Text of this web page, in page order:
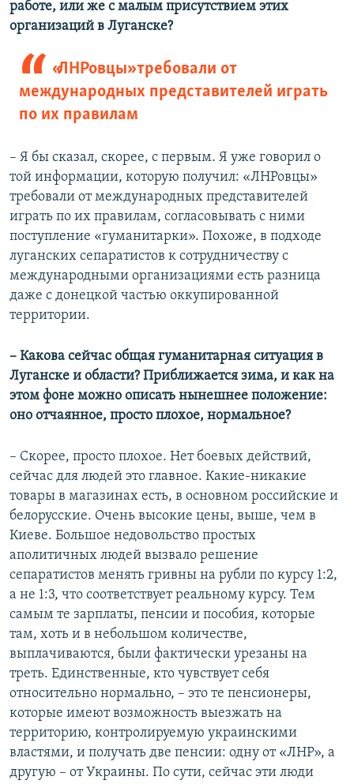
работе, или же с малым присутствием этих
организаций в Луганске?
«ЛНРовцы» требовали от
международных представителей играть
по их правилам
– Я бы сказал, скорее, с первым. Я уже говорил о
той информации, которую получил: «ЛНРовцы»
требовали от международных представителей
играть по их правилам, согласовывать с ними
поступление «гуманитарки». Похоже, в подходе
луганских сепаратистов к сотрудничеству с
международными организациями есть разница
даже с донецкой частью оккупированной
территории.
– Какова сейчас общая гуманитарная ситуация в
Луганске и области? Приближается зима, и как на
этом фоне можно описать нынешнее положение:
оно отчаянное, просто плохое, нормальное?
– Скорее, просто плохое. Нет боевых действий,
сейчас для людей это главное. Какие-никакие
товары в магазинах есть, в основном российские и
белорусские. Очень высокие цены, выше, чем в
Киеве. Большое недовольство простых
аполитичных людей вызвало решение
сепаратистов менять гривны на рубли по курсу 1:2,
а не 1:3, что соответствует реальному курсу. Тем
самым те зарплаты, пенсии и пособия, которые
там, хоть и в небольшом количестве,
выплачиваются, были фактически урезаны на
треть. Единственные, кто чувствует себя
относительно нормально, – это те пенсионеры,
которые имеют возможность выезжать на
территорию, контролируемую украинскими
властями, и получать две пенсии: одну от «ЛНР», а
другую – от Украины. По сути, сейчас эти люди